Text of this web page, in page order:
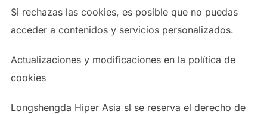
Si rechazas las cookies, es posible que no puedas
acceder a contenidos y servicios personalizados.
Actualizaciones y modificaciones en la política de
cookies
Longshengda Hiper Asia sl se reserva el derecho de